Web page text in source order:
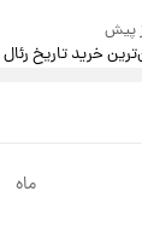
خرید تاریخ
پربارش‌تر خواهندماه